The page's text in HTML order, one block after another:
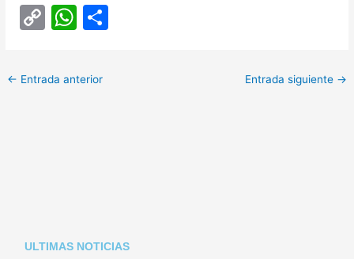
C
p
y
W
at
s
← Entrada anterior Entrada siguiente →
ULTIMAS NOTICIAS